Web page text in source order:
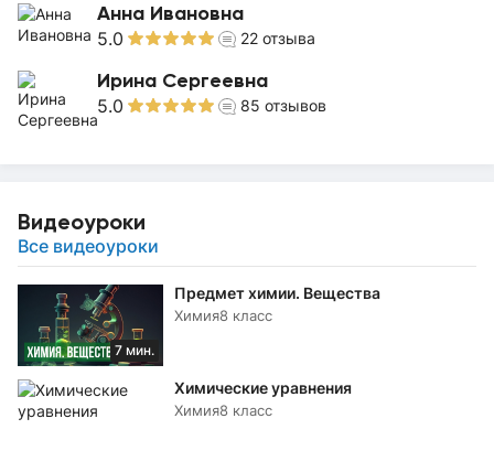
Анна Ивановна
5.0 22 отзыва
Ирина Сергеевна
5.0 85 отзывов
Видеоуроки
Все видеоуроки
7 мин.
Предмет химии. Вещества
Химия8 класс
Химические уравнения
Химия8 класс